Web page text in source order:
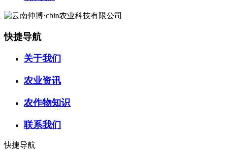
快捷导航
关于我们
农业资讯
农作物知识
联系我们
快捷导航